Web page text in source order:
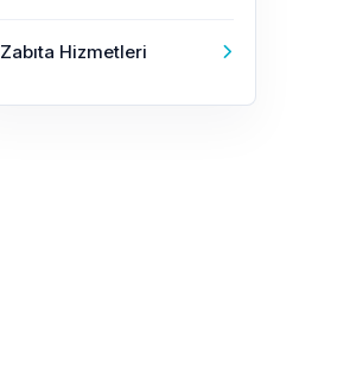
Zabıta Hizmetleri